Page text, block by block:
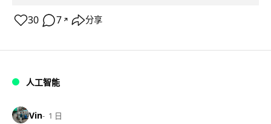
30 7 ↗ 分享
人工智能
Vin 1 日